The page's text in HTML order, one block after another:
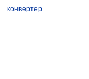
конвертер